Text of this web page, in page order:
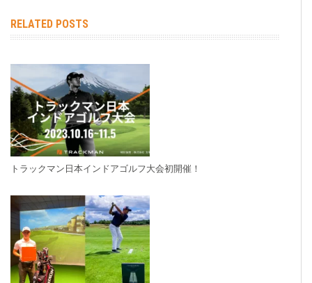
RELATED POSTS
トラックマン日本インドアゴルフ大会初開催！